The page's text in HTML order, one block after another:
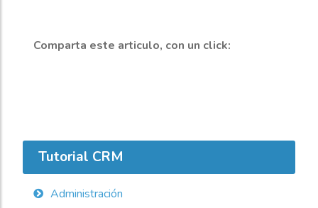
Comparta este articulo, con un click:
Tutorial CRM
Administración